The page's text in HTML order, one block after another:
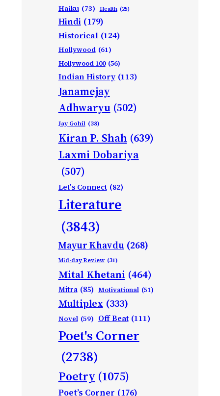
Haiku (73) Health (25)
Hindi (179)
Historical (124)
Hollywood (61)
Hollywood 100 (56)
Indian History (113)
Janamejay
Adhwaryu (502)
Jay Gohil (38)
Kiran P. Shah (639)
Laxmi Dobariya
(507)
Let's Connect (82)
Literature
(3843)
Mayur Khavdu (268)
Mid-day Review (31)
Mital Khetani (464)
Mitra (85) Motivational (51)
Multiplex (333)
Novel (59) Off Beat (111)
Poet's Corner
(2738)
Poetry (1075)
Poet’s Corner (176)